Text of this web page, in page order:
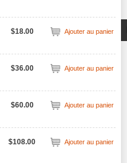
$18.00 Ajouter au panier
$36.00 Ajouter au panier
$60.00 Ajouter au panier
$108.00 Ajouter au panier